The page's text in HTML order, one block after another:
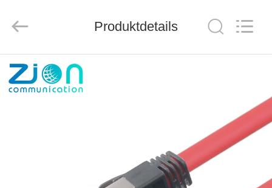
HAUS
LTD.
Produktdetails